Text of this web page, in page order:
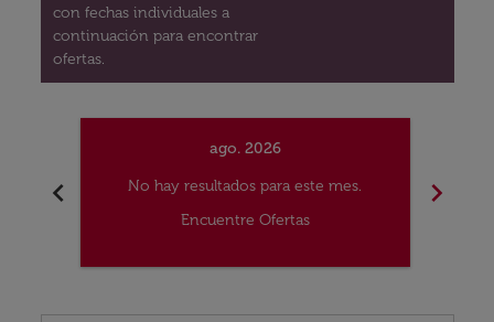
con fechas individuales a
continuación para encontrar
ofertas.
chevron_left
ago. 2026
No hay resultados para este mes.
Encuentre Ofertas
chevron_right